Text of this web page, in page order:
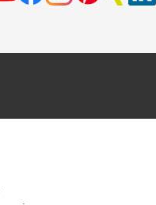
innerhalb Deutschlands